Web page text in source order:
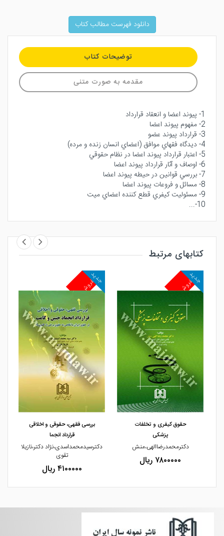
دانلود فهرست مطالب کتاب
توضیحات کتاب
مقدمه به صورت متنی
1- پيوند اعضا و انعقاد قرارداد
2- مفهوم پيوند اعضا
3- قرارداد پيوند عضو
4- ديدگاه فقهاي موافق (اعضاي انسان زنده و مرده)
5- اعتبار قرارداد پيوند اعضا در نظام حقوقي
6- اوصاف و آثار قرارداد پيوند اعضا
7- بررسي قوانين در حيطه پيوند اعضا
8- مسائل و فروعات پيوند اعضا
9- مسئوليت كيفري قطع كننده اعضاي ميت
10-...
کتابهای مرتبط
مشاهده و خرید
پرفروش
جدید
مشاهده و خرید
حقوق کیفری و تخلفات
پزشکی
دکترمحمدرضاالهی،منش
۷۸۰۰۰۰۰ ریال
پرفروش
جدید
بررسی فقهی، حقوقی و اخلاقی
قرارداد انجما
دکترسیدمحمداسدی،نژاد دکتر،نازیلا
تقوی
۴۱۰۰۰۰۰ ریال